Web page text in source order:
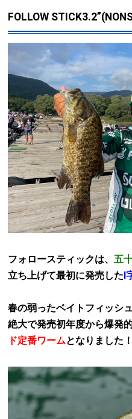
FOLLOW
フォロースティックは、五
立ち上げて最初に発売したI
春の弱ったベイトフィッシ
絶大で発売初年度から爆発
ド定番ワームとなりました！